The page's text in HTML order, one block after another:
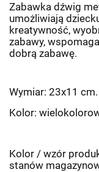
Zabawka dźwig
umożliwiają
kreatywność,
zabawy,
dobrą zabawę.
Wymiar: 23x11 cm.
Kolor:
Kolor / wzór
stanów